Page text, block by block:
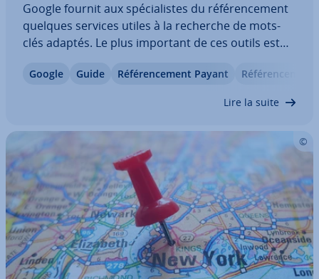
Google fournit aux spé­cia­listes du ré­fé­ren­ce­ment
quelques services utiles à la recherche de mots-
clés adaptés. Le plus important de ces outils est
censé générer des com­bi­nai­sons pour des pu­bli­ci­
Google Guide Ré­fé­ren­ce­ment Payant
Lire la suite